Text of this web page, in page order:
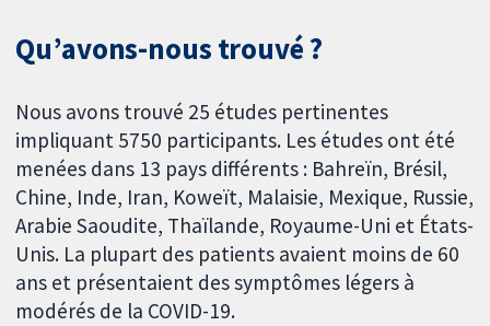
Qu’avons-nous trouvé ?
Nous avons trouvé 25 études pertinentes
impliquant 5750 participants. Les études ont été
menées dans 13 pays différents : Bahreïn, Brésil,
Chine, Inde, Iran, Koweït, Malaisie, Mexique, Russie,
Arabie Saoudite, Thaïlande, Royaume-Uni et États-
Unis. La plupart des patients avaient moins de 60
ans et présentaient des symptômes légers à
modérés de la COVID-19.